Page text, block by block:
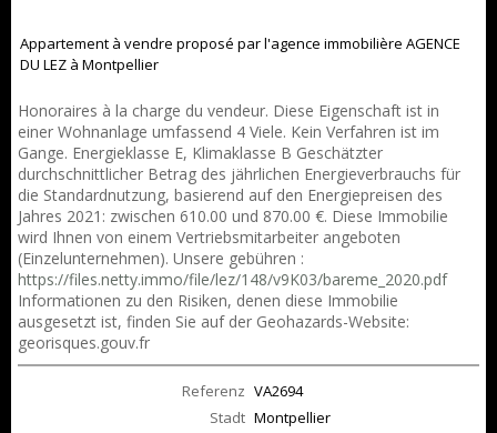
Appartement à vendre proposé par l'agence immobilière AGENCE
DU LEZ à Montpellier
Honoraires à la charge du vendeur. Diese Eigenschaft ist in
einer Wohnanlage umfassend 4 Viele. Kein Verfahren ist im
Gange. Energieklasse E, Klimaklasse B Geschätzter
durchschnittlicher Betrag des jährlichen Energieverbrauchs für
die Standardnutzung, basierend auf den Energiepreisen des
Jahres 2021: zwischen 610.00 und 870.00 €. Diese Immobilie
wird Ihnen von einem Vertriebsmitarbeiter angeboten
(Einzelunternehmen). Unsere gebühren :
https://files.netty.immo/file/lez/148/v9K03/bareme_2020.pdf
Informationen zu den Risiken, denen diese Immobilie
ausgesetzt ist, finden Sie auf der Geohazards-Website:
georisques.gouv.fr
Referenz VA2694
Stadt Montpellier